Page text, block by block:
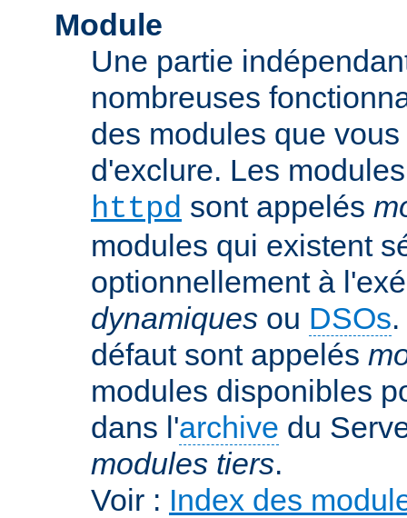
Module
Une partie
nombreuses
des modules que
d'exclure. Les
httpd sont appelés
modules qui existent
optionnellement à
dynamiques ou DSOs
défaut sont appelés
modules disponibles
dans l'archive du
modules tiers.
Voir : Index des